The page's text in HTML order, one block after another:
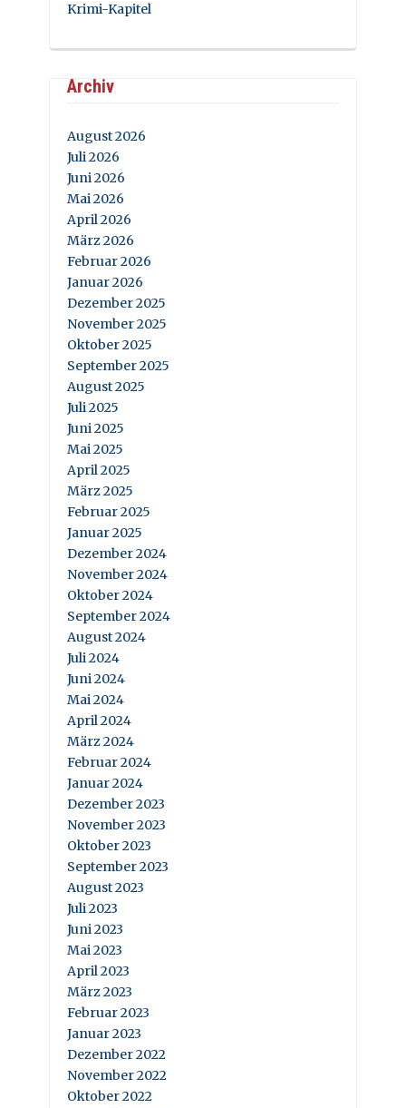
Krimi-Kapitel
Archiv
August 2026
Juli 2026
Juni 2026
Mai 2026
April 2026
März 2026
Februar 2026
Januar 2026
Dezember 2025
November 2025
Oktober 2025
September 2025
August 2025
Juli 2025
Juni 2025
Mai 2025
April 2025
März 2025
Februar 2025
Januar 2025
Dezember 2024
November 2024
Oktober 2024
September 2024
August 2024
Juli 2024
Juni 2024
Mai 2024
April 2024
März 2024
Februar 2024
Januar 2024
Dezember 2023
November 2023
Oktober 2023
September 2023
August 2023
Juli 2023
Juni 2023
Mai 2023
April 2023
März 2023
Februar 2023
Januar 2023
Dezember 2022
November 2022
Oktober 2022